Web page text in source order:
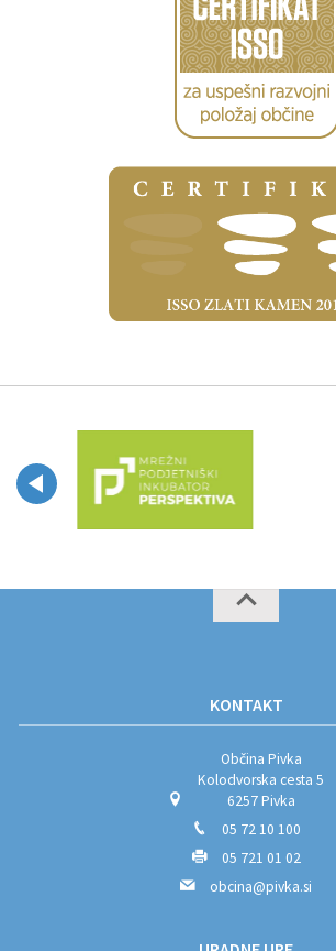
KONTAKT
Občina Pivka
Kolodvorska cesta 5
6257 Pivka
05 72 10 100
05 721 01 02
obcina@pivka.si